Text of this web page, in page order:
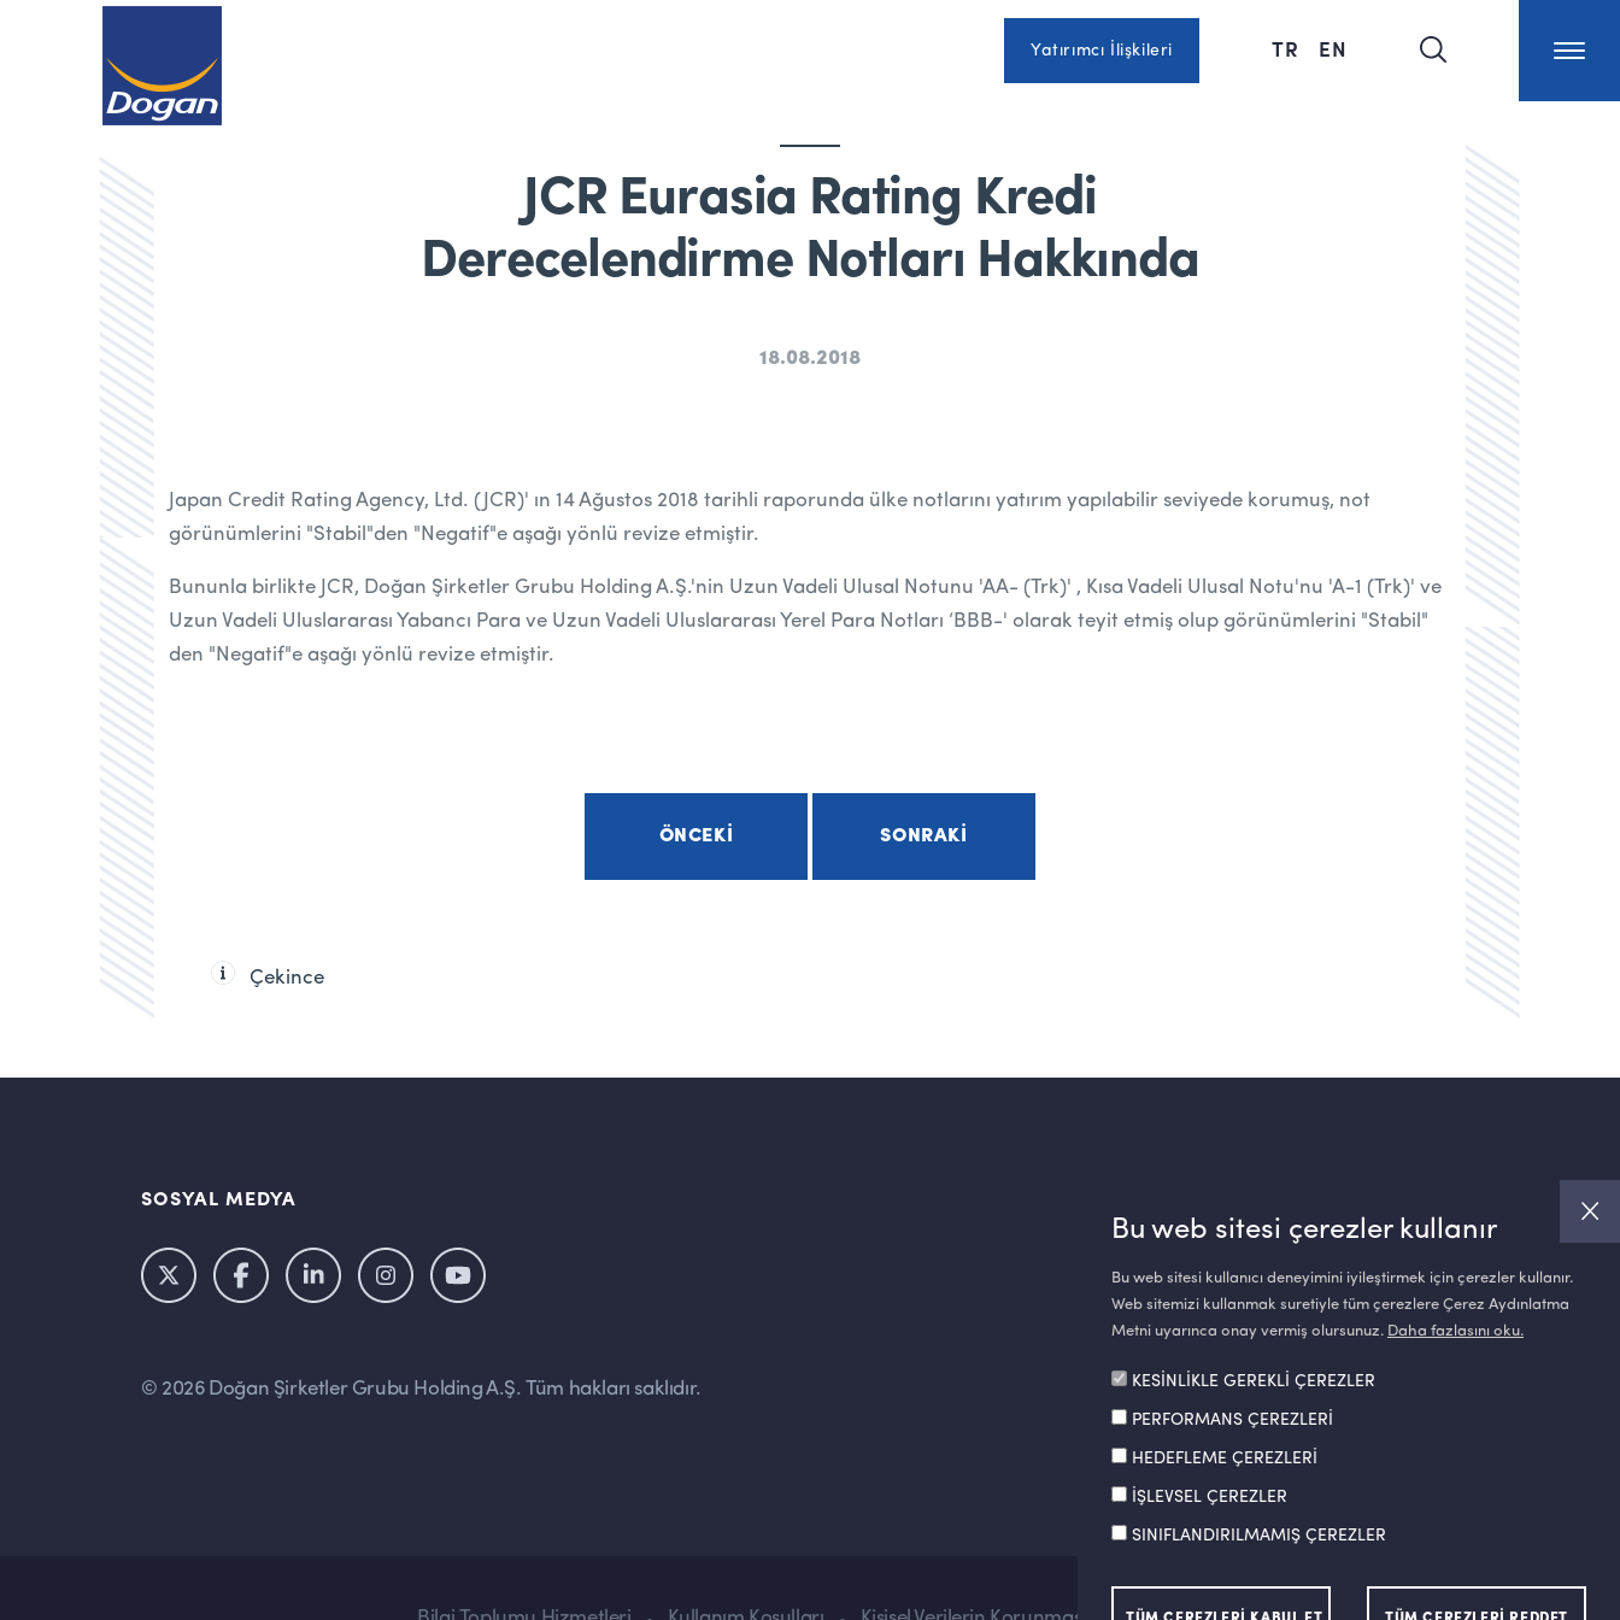
Yatırımcı İlişkileri TR EN
JCR Eurasia Rating Kredi
Derecelendirme Notları Hakkında
18.08.2018
Japan Credit Rating Agency, Ltd. (JCR)' ın 14 Ağustos 2018 tarihli raporunda ülke notlarını yatırım yapılabilir seviyede korumuş, not
görünümlerini "Stabil"den "Negatif"e aşağı yönlü revize etmiştir.
Bununla birlikte JCR, Doğan Şirketler Grubu Holding A.Ş.'nin Uzun Vadeli Ulusal Notunu 'AA- (Trk)' , Kısa Vadeli Ulusal Notu'nu 'A-1 (Trk)' ve
Uzun Vadeli Uluslararası Yabancı Para ve Uzun Vadeli Uluslararası Yerel Para Notları ‘BBB-' olarak teyit etmiş olup görünümlerini "Stabil"
den "Negatif"e aşağı yönlü revize etmiştir.
ÖNCEKI SONRAKI
Çekince
SOSYAL MEDYA
© 2026 Doğan Şirketler Grubu Holding A.Ş. Tüm hakları saklıdır.
Bu web sitesi çerezler kullanır
Bu web sitesi kullanıcı deneyimini iyileştirmek için çerezler kullanır.
Web sitemizi kullanmak suretiyle tüm çerezlere Çerez Aydınlatma
Metni uyarınca onay vermiş olursunuz. Daha fazlasını oku.
KESİNLİKLE GEREKLİ ÇEREZLER
PERFORMANS ÇEREZLERİ
HEDEFLEME ÇEREZLERİ
İŞLEVSEL ÇEREZLER
SINIFLANDIRILMAMIŞ ÇEREZLER